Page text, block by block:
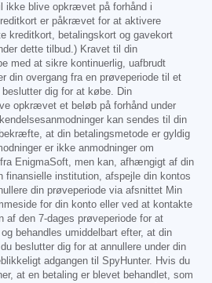
ikke blive opkrævet på forhånd i
er påkrævet for at aktivere
kreditkort, betalingskort og gavekort
dette tilbud.) Kravet til din
med at sikre kontinuerlig, uafbrudt
din overgang fra en prøveperiode til et
dig for at købe. Din
opkrævet et beløb på forhånd under
kan sendes til din
at din betalingsmetode er gyldig
er ikke anmodninger om
EnigmaSoft, men kan, afhængigt af din
finansielle institution, afspejle din kontos
din prøveperiode via afsnittet Min
for din konto eller ved at kontakte
af den 7-dages prøveperiode for at
behandles umiddelbart efter, at din
beslutter dig for at annullere under din
adgangen til SpyHunter. Hvis du
at en betaling er blevet behandlet, som